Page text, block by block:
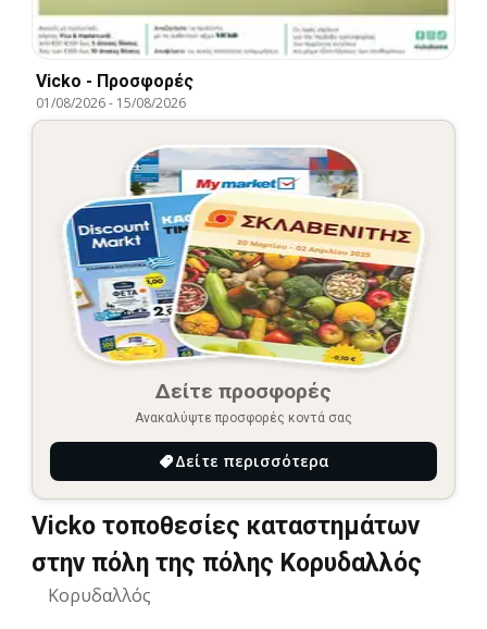
Vicko - Προσφορές
01/08/2026- 15/08/2026
Δείτε προσφορές
Ανακαλύψτε προσφορές κοντά σας
Δείτε περισσότερα
Vicko τοποθεσίες καταστημάτων
στην πόλη της πόλης Κορυδαλλός
Κορυδαλλός